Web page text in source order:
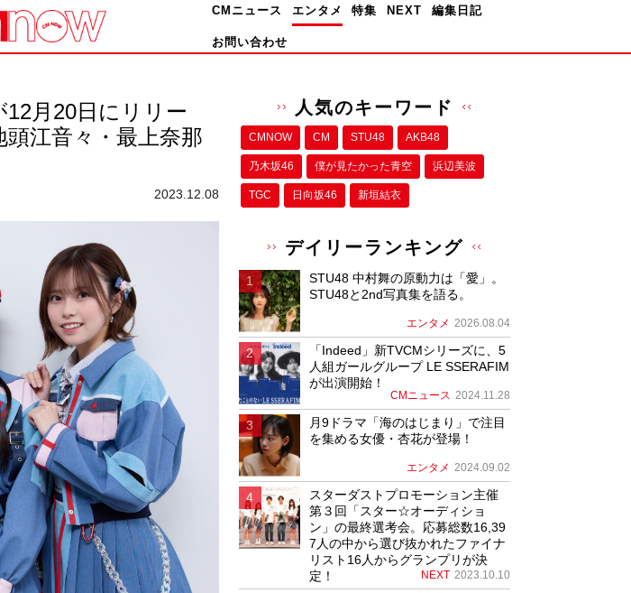
CMニュース エンタメ 特集 NEXT 編集日記
お問い合わせ
月20日にリリー
江音々・最上奈那
2023.12.08
人気のキーワード
CMNOW CM STU48 AKB48
乃木坂46 僕が⾒たかった⻘空 浜辺美波
TGC 日向坂46 新垣結衣
デイリーランキング
STU48 中村舞の原動力は「愛」。
STU48と2nd写真集を語る。
エンタメ 2026.08.04
「Indeed」新TVCMシリーズに、5
人組ガールグループ LE SSERAFIM
が出演開始！
CMニュース 2024.11.28
月9ドラマ「海のはじまり」で注目
を集める女優・杏花が登場！
エンタメ 2024.09.02
スターダストプロモーション主催
第３回「スター☆オーディショ
ン」の最終選考会。応募総数16,39
7人の中から選び抜かれたファイナ
リスト16人からグランプリが決
定！
NEXT 2023.10.10